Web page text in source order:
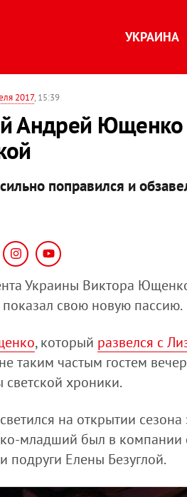
УКРАИНА
2017, 15:39
Андрей Ющенко
поправился и
Украины Виктора
свою новую пассию.
, который развелся с
таким частым гостем
светской хроники.
на открытии сезона
младший был в компании
подруги Елены Безуглой.